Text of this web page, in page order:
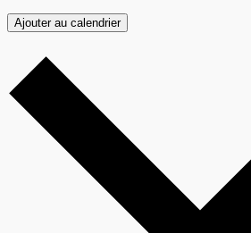
Ajouter au calendrier